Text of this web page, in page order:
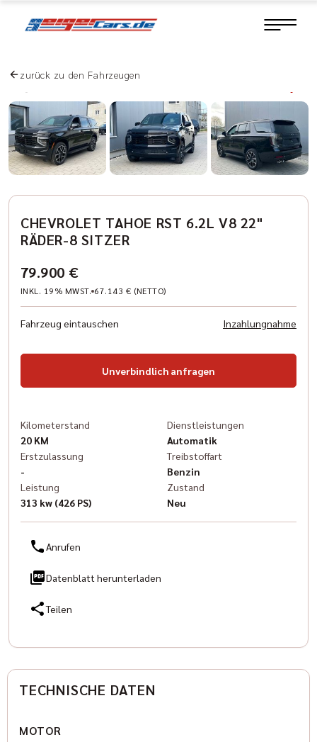
zurück zu den Fahrzeugen
CHEVROLET TAHOE RST 6.2L V8 22"
RÄDER-8 SITZER
79.900 €
INKL. 19% MWST. 67.143 € (NETTO)
Fahrzeug eintauschen Inzahlungnahme
Unverbindlich anfragen
Kilometerstand
20 KM
Erstzulassung
-
Leistung
313 kw (426 PS)
Dienstleistungen
Automatik
Treibstoffart
Benzin
Zustand
Neu
Anrufen
Datenblatt herunterladen
Teilen
TECHNISCHE DATEN
MOTOR